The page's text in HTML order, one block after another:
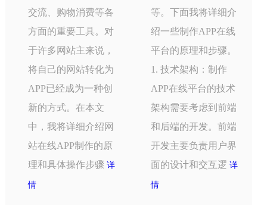
交流、购物消费等各
方面的重要工具。对
于许多网站主来说，
将自己的网站转化为
APP已经成为一种创
新的方式。在本文
中，我将详细介绍网
站在线APP制作的原
理和具体操作步骤 详
情
等。下面我将详细介
绍一些制作APP在线
平台的原理和步骤。
1. 技术架构：制作
APP在线平台的技术
架构需要考虑到前端
和后端的开发。前端
开发主要负责用户界
面的设计和交互逻详
情